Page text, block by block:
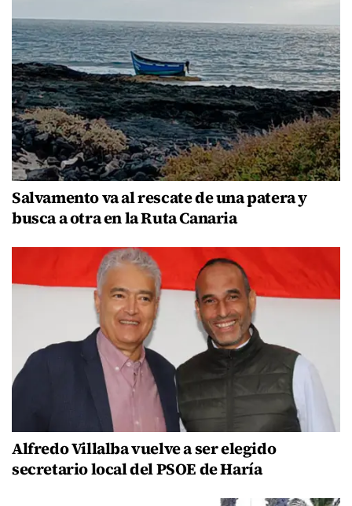
Salvamento va al rescate de una patera y
busca a otra en la Ruta Canaria
Alfredo Villalba vuelve a ser elegido
secretario local del PSOE de Haría